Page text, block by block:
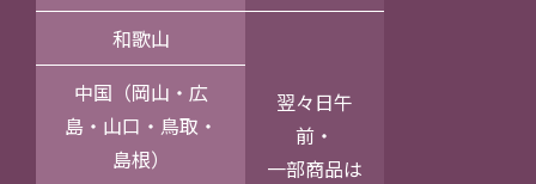
和歌山
翌々日午
前・
一部商品は
中国（岡山・広
島・山口・鳥取・
島根）